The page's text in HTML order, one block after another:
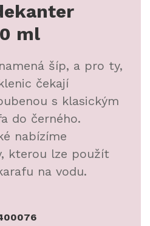
ml
šíp, a pro ty,
čekají
s klasickým
do černého.
nabízíme
kterou lze použít
na vodu.